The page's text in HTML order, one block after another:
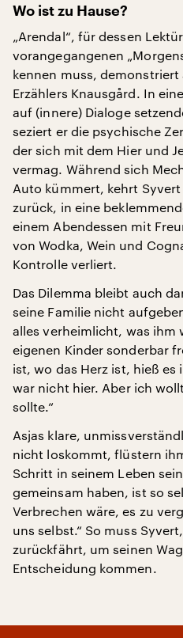
Wo ist zu Hause?
„Arendal“, für dessen
vorangegangenen
kennen muss, demonstriert
Erzählers Knausgård. In
auf (innere) Dialoge
seziert er die psychische
der sich mit dem Hier und
vermag. Während sich
Auto kümmert, kehrt
zurück, in eine
einem Abendessen mit
von Wodka, Wein und
Kontrolle verliert.
Das Dilemma bleibt auch
seine Familie nicht
alles verheimlicht, was ihm
eigenen Kinder sonderbar
ist, wo das Herz ist, hieß es
war nicht hier. Aber ich
sollte.“
Asjas klare,
nicht loskommt, flüstern
Schritt in seinem Leben
gemeinsam haben, ist so
Verbrechen wäre, es zu
uns selbst.“ So muss
zurückfährt, um seinen
Entscheidung kommen.